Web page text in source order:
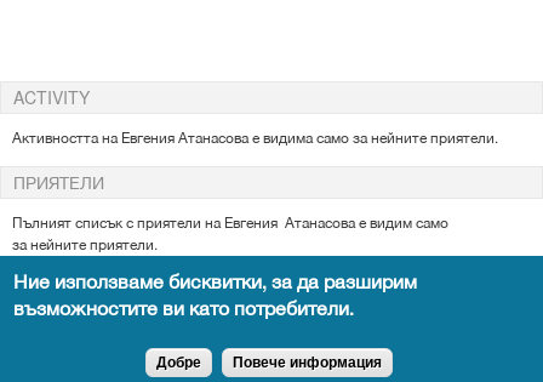
ACTIVITY
Активността на Евгения Атанасова е видима само за нейните приятели.
ПРИЯТЕЛИ
Пълният списък с приятели на Евгения Атанасова е видим само
занейнитеприятели.
сайта задължително с активен линк към оригиналното.
Ние използваме бисквитки, за да разширим
възможностите ви като потребители.
Добре Повече информация